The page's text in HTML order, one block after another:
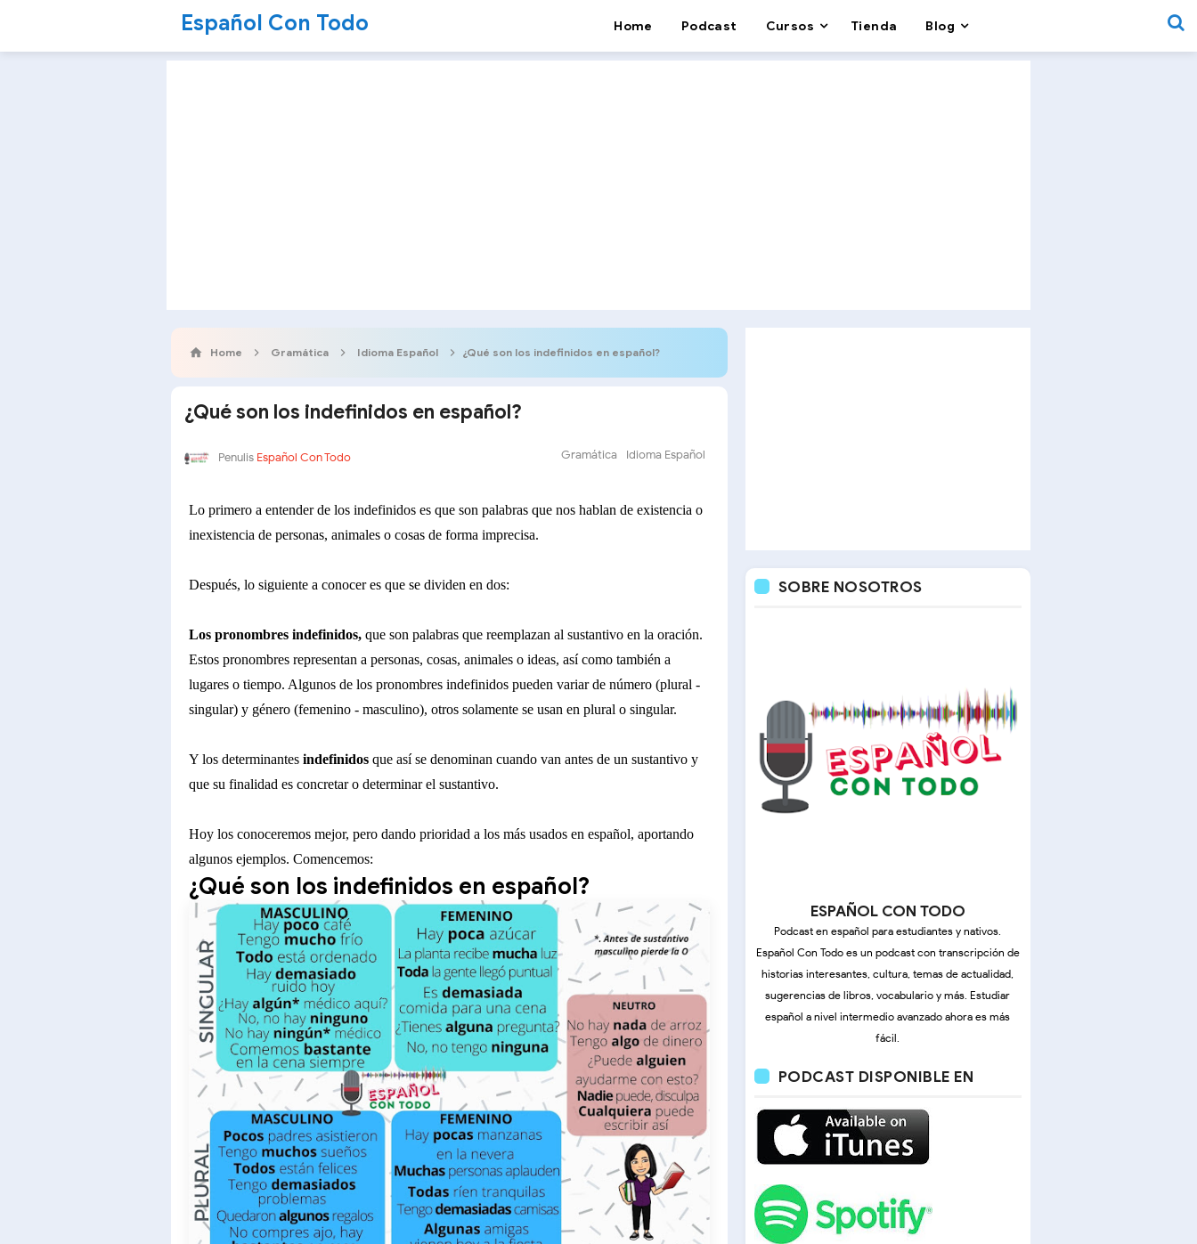
Español Con Todo Home Podcast Cursos Tienda Blog
Home Gramática Idioma Español ¿Qué son los indefinidos en español?
¿Qué son los indefinidos en español?
Penulis Español Con Todo Gramática Idioma Español
Lo primero a entender de los indefinidos es que son palabras que nos hablan de existencia o
inexistencia de personas, animales o cosas de forma imprecisa.
Después, lo siguiente a conocer es que se dividen en dos:
Los pronombres indefinidos, que son palabras que reemplazan al sustantivo en la oración.
Estos pronombres representan a personas, cosas, animales o ideas, así como también a
lugares o tiempo. Algunos de los pronombres indefinidos pueden variar de número (plural -
singular) y género (femenino - masculino), otros solamente se usan en plural o singular.
Y los determinantes indefinidos que así se denominan cuando van antes de un sustantivo y
que su finalidad es concretar o determinar el sustantivo.
Hoy los conoceremos mejor, pero dando prioridad a los más usados en español, aportando
algunos ejemplos. Comencemos:
¿Qué son los indefinidos en español?
SOBRE NOSOTROS
ESPAÑOL CON TODO
Podcast en español para estudiantes y nativos.
Español Con Todo es un podcast con transcripción de
historias interesantes, cultura, temas de actualidad,
sugerencias de libros, vocabulario y más. Estudiar
español a nivel intermedio avanzado ahora es más
fácil.
PODCAST DISPONIBLE EN